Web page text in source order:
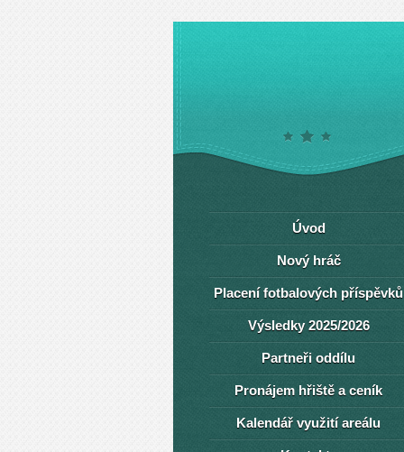
Úvod
Nový hráč
Placení fotbalových příspěvků
Výsledky 2025/2026
Partneři oddílu
Pronájem hřiště a ceník
Kalendář využití areálu